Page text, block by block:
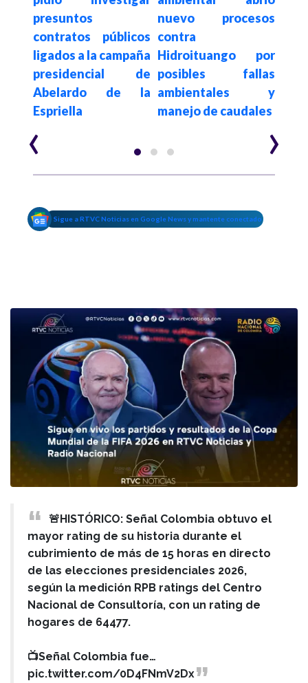
presuntos
contratos públicos
ligados a la campaña
presidencial de
Abelardo de la
Espriella
nuevo procesos
contra
Hidroituango por
posibles fallas
ambientales y
manejo de caudales
‹ ›
Sigue a RTVC Noticias en Google News y mantente conectado
🚨HISTÓRICO: Señal Colombia obtuvo el
mayor rating de su historia durante el
cubrimiento de más de 15 horas en directo
de las elecciones presidenciales 2026,
según la medición RPB ratings del Centro
Nacional de Consultoría, con un rating de
hogares de 64477.
📺Señal Colombia fue…
pic.twitter.com/0D4FNmV2Dx